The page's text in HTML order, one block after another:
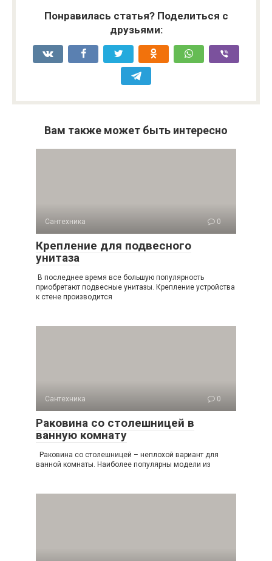
Понравилась статья? Поделиться с
друзьями:
Вам также может быть интересно
Сантехника 0
Крепление для подвесного
унитаза
В последнее время все большую популярность
приобретают подвесные унитазы. Крепление устройства
к стене производится
Сантехника 0
Раковина со столешницей в
ванную комнату
Раковина со столешницей – неплохой вариант для
ванной комнаты. Наиболее популярны модели из